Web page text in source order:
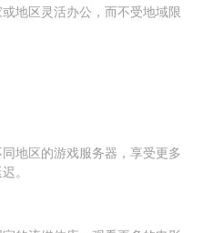
地区灵活办公，而不受地域限
地区的游戏服务器，享受更多
。